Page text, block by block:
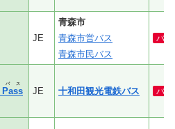
JE
青森市
青森市営バス
青森市民バス
バ
Pass
パス
JE 十和田観光電鉄バス バ